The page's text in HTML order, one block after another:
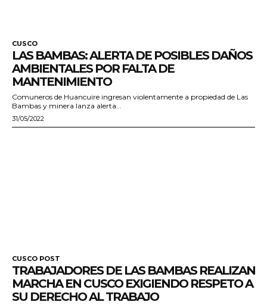
CUSCO
LAS BAMBAS: ALERTA DE POSIBLES DAÑOS
AMBIENTALES POR FALTA DE
MANTENIMIENTO
Comuneros de Huancuire ingresan violentamente a propiedad de Las
Bambas y minera lanza alerta...
31/05/2022
CUSCO POST
TRABAJADORES DE LAS BAMBAS REALIZAN
MARCHA EN CUSCO EXIGIENDO RESPETO A
SU DERECHO AL TRABAJO